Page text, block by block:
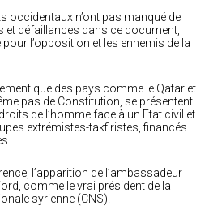
occidentaux n’ont pas manqué de
et défaillances dans ce document,
l’opposition et les ennemis de la
que des pays comme le Qatar et
pas de Constitution, se présentent
de l’homme face à un Etat civil et
extrémistes-takfiristes, financés
l’apparition de l’ambassadeur
comme le vrai président de la
syrienne (CNS).